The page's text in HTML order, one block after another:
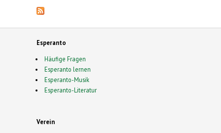
Esperanto
Häufige Fragen
Esperanto lernen
Esperanto-Musik
Esperanto-Literatur
Verein